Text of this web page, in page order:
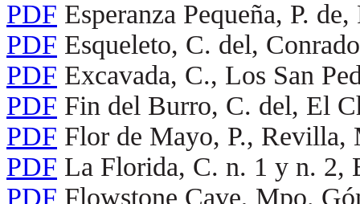
PDF Esperanza Pequeña, P.
PDF Esqueleto, C. del,
PDF Excavada, C., Los San
PDF Fin del Burro, C. del, El
PDF Flor de Mayo, P., Revilla,
PDF La Florida, C. n. 1 y n. 2,
PDF Flowstone Cave, Mpo.